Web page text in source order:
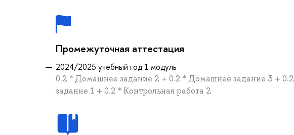
Промежуточная аттестация
2024/2025 учебный год 1 модуль
0.2 * Домашнее задание 2 + 0.2 * Домашнее задание 3 +
задание 1 + 0.2 * Контрольная работа 2